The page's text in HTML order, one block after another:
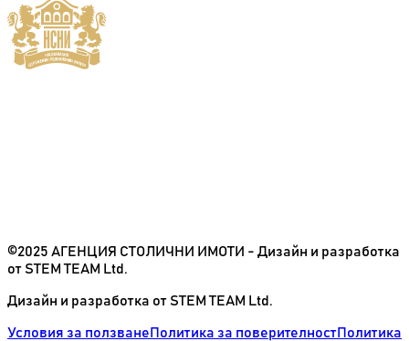
©2025 АГЕНЦИЯ СТОЛИЧНИ ИМОТИ - Дизайн и разработка
от STEM TEAM Ltd.
Дизайн и разработка от STEM TEAM Ltd.
Условия за ползване Политика за поверителностПолитика